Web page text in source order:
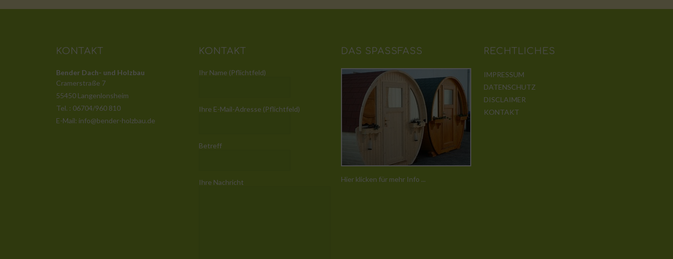
KONTAKT
Bender Dach- und Holzbau
Cramerstraße 7
55450 Langenlonsheim
Tel. : 06704/960 810
E-Mail: info@bender-holzbau.de
KONTAKT
Ihr Name (Pflichtfeld)
Ihre E-Mail-Adresse (Pflichtfeld)
Betreff
Ihre Nachricht
DAS SPASSFASS
Hier klicken für mehr Info ...
RECHTLICHES
IMPRESSUM
DATENSCHUTZ
DISCLAIMER
KONTAKT